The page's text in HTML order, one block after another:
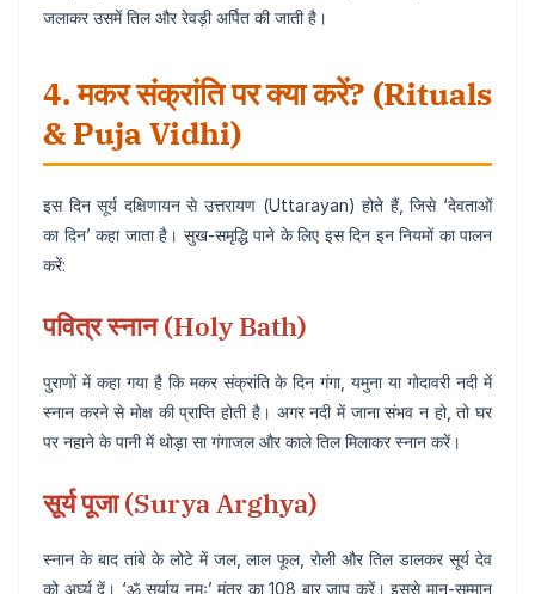
जलाकर उसमें तिल और रेवड़ी अर्पित की जाती है।
4. मकर संक्रांति पर क्या करें? (Rituals
& Puja Vidhi)
इस दिन सूर्य दक्षिणायन से उत्तरायण (Uttarayan) होते हैं, जिसे ‘देवताओं
का दिन’ कहा जाता है। सुख-समृद्धि पाने के लिए इस दिन इन नियमों का पालन
करें:
पवित्र स्नान (Holy Bath)
पुराणों में कहा गया है कि मकर संक्रांति के दिन गंगा, यमुना या गोदावरी नदी में
स्नान करने से मोक्ष की प्राप्ति होती है। अगर नदी में जाना संभव न हो, तो घर
पर नहाने के पानी में थोड़ा सा गंगाजल और काले तिल मिलाकर स्नान करें।
सूर्य पूजा (Surya Arghya)
स्नान के बाद तांबे के लोटे में जल, लाल फूल, रोली और तिल डालकर सूर्य देव
को अर्घ्य दें। ‘ॐ सूर्याय नमः’ मंत्र का 108 बार जाप करें। इससे मान-सम्मान